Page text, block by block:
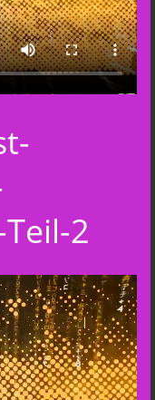
2